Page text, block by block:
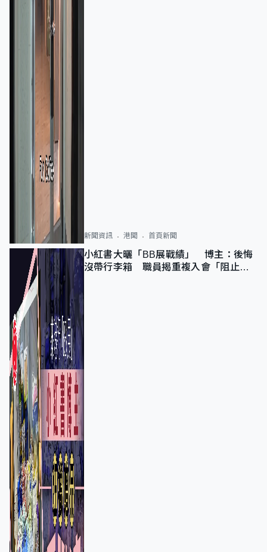
新聞資訊 港聞 首頁新聞
小紅書大曬「BB展戰績」 博主：後悔
沒帶行李箱 職員揭重複入會「阻止唔